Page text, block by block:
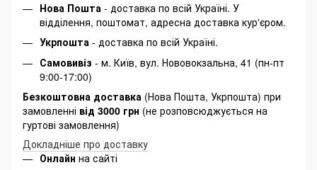
Нова Пошта - доставка по всій Україні. У
відділення, поштомат, адресна доставка кур'єром.
Укрпошта - доставка по всій Україні.
Самовивіз - м. Київ, вул. Нововокзальна, 41 (пн-пт
9:00-17:00)
Безкоштовна доставка (Нова Пошта, Укрпошта) при
замовленні від 3000 грн (не розповсюджується на
гуртові замовлення)
Докладніше про доставку
Онлайн на сайті